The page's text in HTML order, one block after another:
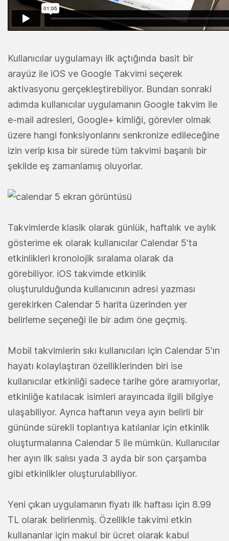
Kullanıcılar uygulamayı ilk açtığında basit bir
arayüz ile iOS ve Google Takvimi seçerek
aktivasyonu gerçekleştirebiliyor. Bundan sonraki
adımda kullanıcılar uygulamanın Google takvim ile
e-mail adresleri, Google+ kimliği, görevler olmak
üzere hangi fonksiyonlarını senkronize edileceğine
izin verip kısa bir sürede tüm takvimi başarılı bir
şekilde eş zamanlamış oluyorlar.
Takvimlerde klasik olarak günlük, haftalık ve aylık
gösterime ek olarak kullanıcılar Calendar 5'ta
etkinlikleri kronolojik sıralama olarak da
görebiliyor. iOS takvimde etkinlik
oluşturulduğunda kullanıcının adresi yazması
gerekirken Calendar 5 harita üzerinden yer
belirleme seçeneği ile bir adım öne geçmiş.
Mobil takvimlerin sıkı kullanıcıları için Calendar 5'ın
hayatı kolaylaştıran özelliklerinden biri ise
kullanıcılar etkinliği sadece tarihe göre aramıyorlar,
etkinliğe katılacak isimleri arayıncada ilgili bilgiye
ulaşabiliyor. Ayrıca haftanın veya ayın belirli bir
gününde sürekli toplantıya katılanlar için etkinlik
oluşturmalarına Calendar 5 ile mümkün. Kullanıcılar
her ayın ilk salısı yada 3 ayda bir son çarşamba
gibi etkinlikler oluşturulabiliyor.
Yeni çıkan uygulamanın fiyatı ilk haftası için 8.99
TL olarak belirlenmiş. Özellikle takvimi etkin
kullananlar için makul bir ücret olarak kabul